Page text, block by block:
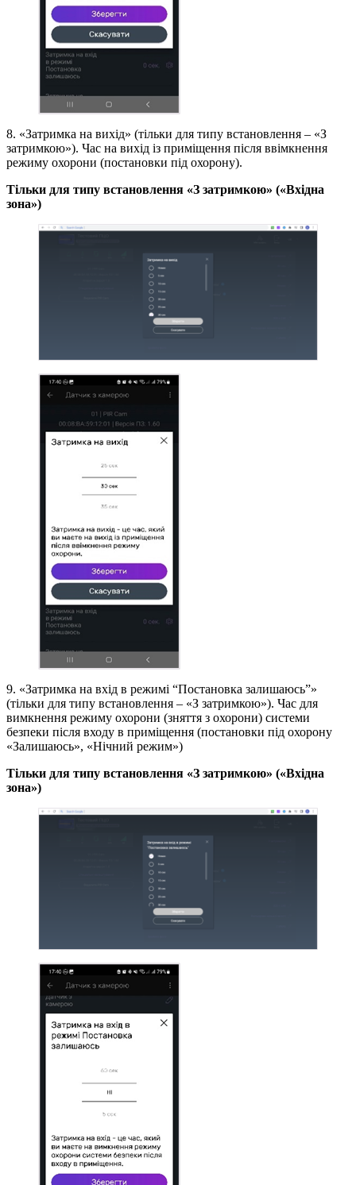
8. «Затримка на вихід» (тільки для типу встановлення – «З
затримкою»). Час на вихід із приміщення після ввімкнення
режиму охорони (постановки під охорону).
Тільки для типу встановлення «З затримкою» («Вхідна
зона»)
9. «Затримка на вхід в режимі “Постановка залишаюсь”»
(тільки для типу встановлення – «З затримкою»). Час для
вимкнення режиму охорони (зняття з охорони) системи
безпеки після входу в приміщення (постановки під охорону
«Залишаюсь», «Нічний режим»)
Тільки для типу встановлення «З затримкою» («Вхідна
зона»)